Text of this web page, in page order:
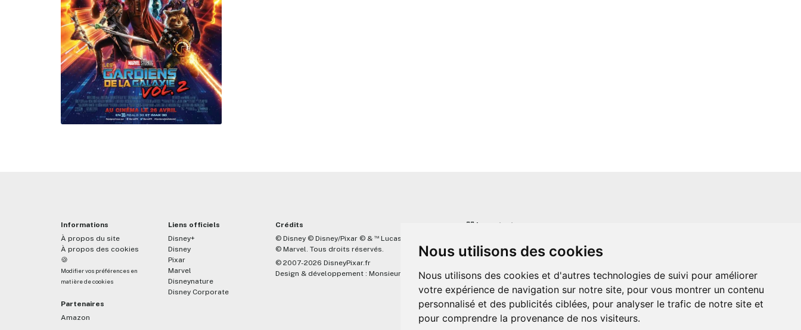
Nous utilisons des cookies
Nous utilisons des cookies et d'autres technologies de suivi pour améliorer
votre expérience de navigation sur notre site, pour vous montrer un contenu
personnalisé et des publicités ciblées, pour analyser le trafic de notre site et
pour comprendre la provenance de nos visiteurs.
Informations
À propos du site
À propos des cookies
🍪
Modifier vos préférences en
matière de cookies
Partenaires
Amazon
Liens officiels
Disney+
Disney
Pixar
Marvel
Disneynature
Disney Corporate
Crédits
© Disney © Disney/Pixar © & ™ Lucasfilm LTD
© Marvel. Tous droits réservés.
© 2007-2026 DisneyPixar.fr
Design & développement : MonsieurPaul
☝🏼 Important
lié de quelque manière que ce soit avec The Walt Disney
associés. Toute demande adressée aux studios Disney ou
Pixar sera ignorée. Merci de votre compréhension.